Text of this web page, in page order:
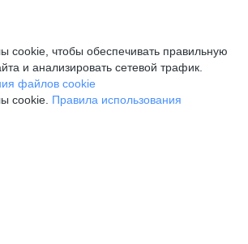
cookie, чтобы обеспечивать правильную
и анализировать сетевой трафик.
файлов cookie
cookie. Правила использования